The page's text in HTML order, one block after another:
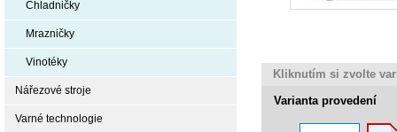
Kliknutím si zvolte
Varianta provedení
Chladničky
Mrazničky
Vinotéky
Nářezové stroje
Varné technologie